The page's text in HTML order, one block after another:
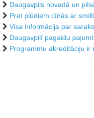
Daugavpils novadā un
Pret plūdiem cīnās ar
Visa informācija par
Daugavpilī pagaidu
Programmu akreditāciju ir